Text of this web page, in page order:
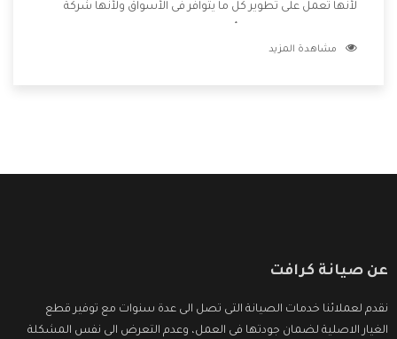
لأنها تعمل على تطوير كل ما يتوافر فى الأسواق ولأنها شركة
وتقدم للعملاء أقوى العروض والخصومات التى تسهل على
مشاهدة المزيد
عن صيانة كرافت
نقدم لعملائنا خدمات الصيانة التى تصل الى عدة سنوات مع توفير قطع
الغيار الاصلية لضمان جودتها فى العمل، وعدم التعرض الى نفس المشكلة